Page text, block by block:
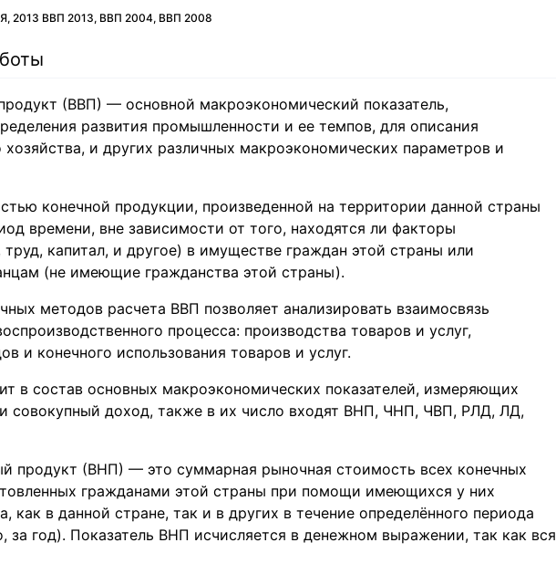
2013 ВВП 2013, ВВП 2004, ВВП 2008
(ВВП) — основной макроэкономический показатель,
развития промышленности и ее темпов, для описания
и других различных макроэкономических параметров и
конечной продукции, произведенной на территории данной страны
времени, вне зависимости от того, находятся ли факторы
труд, капитал, и другое) в имуществе граждан этой страны или
(не имеющие гражданства этой страны).
методов расчета ВВП позволяет анализировать взаимосвязь
процесса: производства товаров и услуг,
и конечного использования товаров и услуг.
в состав основных макроэкономических показателей, измеряющих
совокупный доход, также в их число входят ВНП, ЧНП, ЧВП, РЛД, ЛД,
продукт (ВНП) — это суммарная рыночная стоимость всех конечных
гражданами этой страны при помощи имеющихся у них
как в данной стране, так и в других в течение определённого периода
за год). Показатель ВНП исчисляется в денежном выражении, так как вся